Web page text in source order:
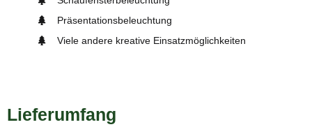
Präsentationsbeleuchtung
Viele andere kreative Einsatzmöglichkeiten
Lieferumfang